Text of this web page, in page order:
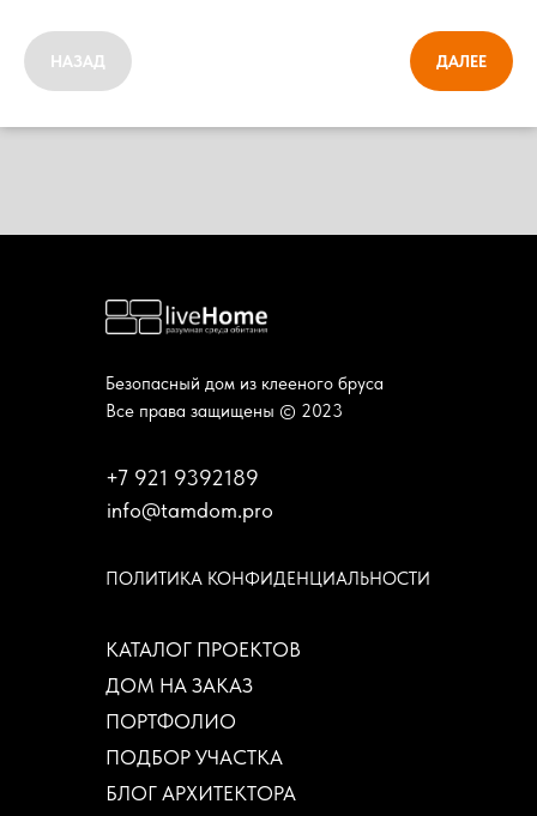
НАЗАД ДАЛЕЕ
Безопасный дом из клееного бруса
Все права защищены © 2023
ПОЛИТИКА КОНФИДЕНЦИАЛЬНОСТИ
БЛОГ АРХИТЕКТОРА
ПОРТФОЛИО
ДОМ НА ЗАКАЗ
КАТАЛОГ ПРОЕКТОВ
+7 921 9392189
info@tamdom.pro
ПОДБОР УЧАСТКА